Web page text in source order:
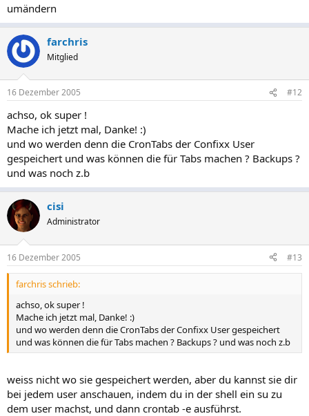
umändern
farchris
Mitglied
16 Dezember 2005 #12
achso, ok super !
Mache ich jetzt mal, Danke! :)
und wo werden denn die CronTabs der Confixx User
gespeichert und was können die für Tabs machen ? Backups ?
und was noch z.b
cisi
Administrator
16 Dezember 2005 #13
farchris schrieb:
achso, ok super !
Mache ich jetzt mal, Danke! :)
und wo werden denn die CronTabs der Confixx User gespeichert
und was können die für Tabs machen ? Backups ? und was noch z.b
weiss nicht wo sie gespeichert werden, aber du kannst sie dir
bei jedem user anschauen, indem du in der shell ein su zu
dem user machst, und dann crontab -e ausführst.